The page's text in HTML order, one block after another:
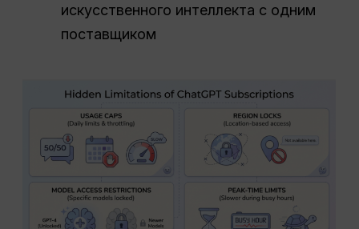
искусственного интеллекта с одним
поставщиком